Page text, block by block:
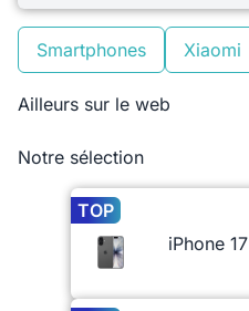
Smartphones Xiaomi
Ailleurs sur le web
Notre sélection
TOP
iPhone 17